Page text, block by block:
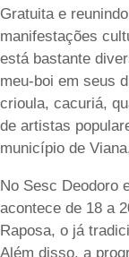
Gratuita e
manifestações
está bastante
meu-boi em seus
crioula, cacuriá,
de artistas
município de
No Sesc Deodoro
acontece de 18 a
Raposa, o já
Além disso, a